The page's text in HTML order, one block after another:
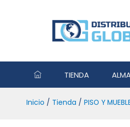
TIENDA
Inicio / Tienda / PISO Y